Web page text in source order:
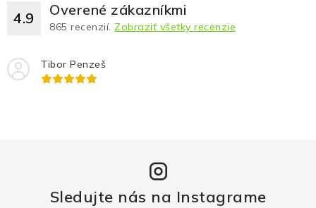
4.9 Overené zákazníkmi
865 recenzií. Zobraziť všetky recenzie
Tibor Penzeš
Sledujte nás na Instagrame